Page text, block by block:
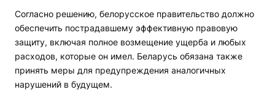
Согласно решению, белорусское правительство должно
обеспечить пострадавшему эффективную правовую
защиту, включая полное возмещение ущерба и любых
расходов, которые он имел. Беларусь обязана также
принять меры для предупреждения аналогичных
нарушений в будущем.